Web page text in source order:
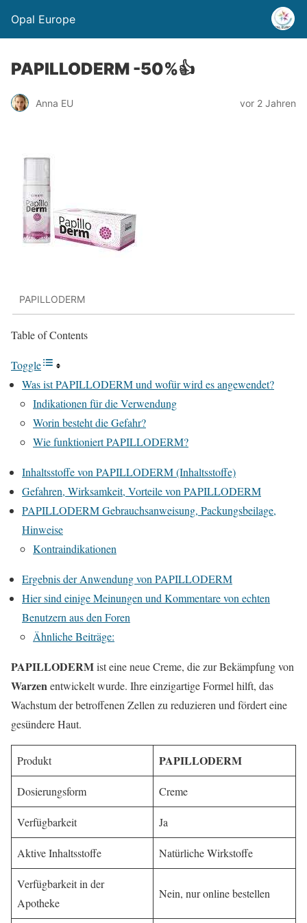
Opal Europe
PAPILLODERM -50%👍
Anna EU vor 2 Jahren
PAPILLODERM
Table of Contents
Toggle
Was ist PAPILLODERM und wofür wird es angewendet?
Indikationen für die Verwendung
Worin besteht die Gefahr?
Wie funktioniert PAPILLODERM?
Inhaltsstoffe von PAPILLODERM (Inhaltsstoffe)
Gefahren, Wirksamkeit, Vorteile von PAPILLODERM
PAPILLODERM Gebrauchsanweisung, Packungsbeilage,
Hinweise
Kontraindikationen
Ergebnis der Anwendung von PAPILLODERM
Hier sind einige Meinungen und Kommentare von echten
Benutzern aus den Foren
Ähnliche Beiträge:
PAPILLODERMist eine neue Creme, die zur Bekämpfung von
Warzenentwickelt wurde. Ihre einzigartige Formel hilft, das
Wachstum der betroffenen Zellen zu reduzieren und fördert eine
gesündere Haut.
Produkt PAPILLODERM
Dosierungsform Creme
Verfügbarkeit Ja
Aktive Inhaltsstoffe Natürliche Wirkstoffe
Verfügbarkeit in der
Apotheke
Nein, nur online bestellen